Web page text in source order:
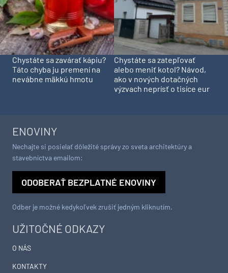
Chystáte sa zavárať kápiu?
Táto chyba ju premení na
nevábne mäkkú hmotu
Chystáte sa zatepľovať
alebo meniť kotol? Návod,
ako v nových dotačných
výzvach neprísť o tisíce eur
UŽITOČNÉ ODKAZY
O NÁS
KONTAKTY
ENOVINY
Nechajte si posielať dôležité správy zo sveta architektúry a
stavebníctva emailom:
ODOBERAŤ BEZPLATNÉ ENOVINY
Odber je možné kedykoľvek zrušiť jedným kliknutím.